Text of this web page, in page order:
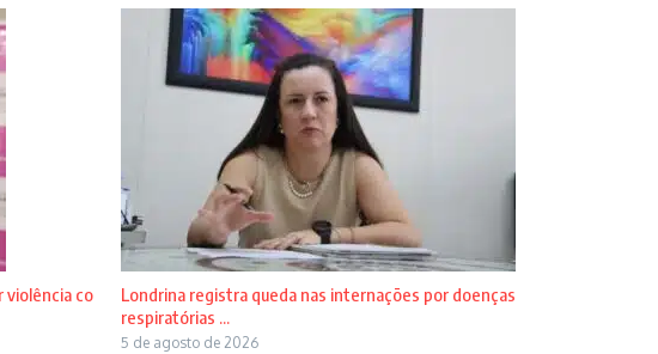
violência co
Londrina registra queda nas internações por doenças
respiratórias ...
5 de agosto de 2026